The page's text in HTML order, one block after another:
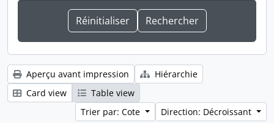
Aperçu avant impression
Hiérarchie
Card view
Table view
Trier par: Cote
Direction: Décroissant